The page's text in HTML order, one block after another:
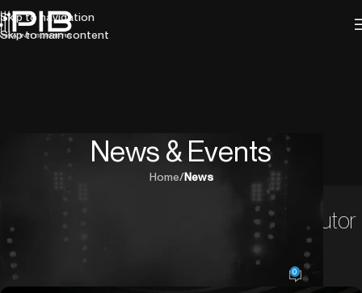
Skip to navigation
Skip to main content
News & Events
Home/News
PIB Resmi Menjadi Exclusive Distributor
Adamson di Indonesia
0